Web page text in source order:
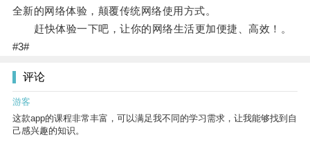
全新的网络体验，颠覆传统网络使用方式。
赶快体验一下吧，让你的网络生活更加便捷、高效！。
#3#
评论
游客
这款app的课程非常丰富，可以满足我不同的学习需求，让我能够找到自
己感兴趣的知识。